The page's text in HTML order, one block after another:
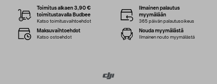
Toimitus alkaen 3,90 €
toimitustavalla Budbee
Katso toimitusvaihtoehdot
Ilmainen palautus
myymälään
365 päivän palautusoikeus
Maksuvaihtoehdot
Katso ostoehdot
Nouda myymälästä
Ilmainen nouto myymälästä